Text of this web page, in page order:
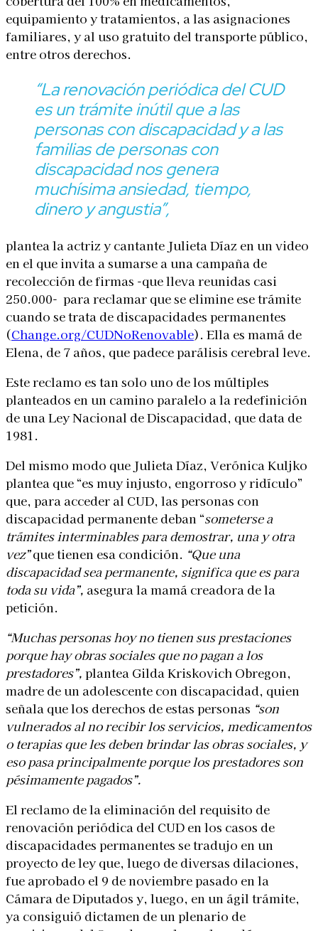
equipamiento y tratamientos, a las asignaciones
familiares, y al uso gratuito del transporte público,
entre otros derechos.
“La renovación periódica del CUD
es un trámite inútil que a las
personas con discapacidad y a las
familias de personas con
discapacidad nos genera
muchísima ansiedad, tiempo,
dinero y angustia”,
plantea la actriz y cantante Julieta Díaz en un video
en el que invita a sumarse a una campaña de
recolección de firmas -que lleva reunidas casi
250.000- para reclamar que se elimine ese trámite
cuando se trata de discapacidades permanentes
(Change.org/CUDNoRenovable). Ella es mamá de
Elena, de 7 años, que padece parálisis cerebral leve.
Este reclamo es tan solo uno de los múltiples
planteados en un camino paralelo a la redefinición
de una Ley Nacional de Discapacidad, que data de
1981.
Del mismo modo que Julieta Díaz, Verónica Kuljko
plantea que “es muy injusto, engorroso y ridículo”
que, para acceder al CUD, las personas con
discapacidad permanente deban “someterse a
trámites interminables para demostrar, una y otra
vez”que tienen esa condición. “Que una
discapacidad sea permanente, significa que es para
toda su vida”, asegura la mamá creadora de la
petición.
“Muchas personas hoy no tienen sus prestaciones
porque hay obras sociales que no pagan a los
prestadores”, plantea Gilda Kriskovich Obregon,
madre de un adolescente con discapacidad, quien
señala que los derechos de estas personas “son
vulnerados al no recibir los servicios, medicamentos
o terapias que les deben brindar las obras sociales, y
eso pasa principalmente porque los prestadores son
pésimamente pagados”.
El reclamo de la eliminación del requisito de
renovación periódica del CUD en los casos de
discapacidades permanentes se tradujo en un
proyecto de ley que, luego de diversas dilaciones,
fue aprobado el 9 de noviembre pasado en la
Cámara de Diputados y, luego, en un ágil trámite,
ya consiguió dictamen de un plenario de